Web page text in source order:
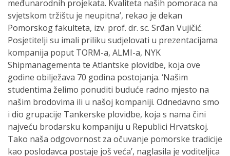
međunarodnih projekata. Kvaliteta naših pomoraca na
svjetskom tržištu je neupitna’, rekao je dekan
Pomorskog fakulteta, izv. prof. dr. sc. Srđan Vujičić.
Posjetitelji su imali priliku sudjelovati u prezentacijama
kompanija poput TORM-a, ALMI-a, NYK
Shipmanagementa te Atlantske plovidbe, koja ove
godine obilježava 70 godina postojanja. ‘Našim
studentima želimo ponuditi buduće radno mjesto na
našim brodovima ili u našoj kompaniji. Odnedavno smo
i dio grupacije Tankerske plovidbe, koja s nama čini
najveću brodarsku kompaniju u Republici Hrvatskoj.
Tako naša odgovornost za očuvanje pomorske tradicije
kao poslodavca postaje još veća’, naglasila je voditeljica